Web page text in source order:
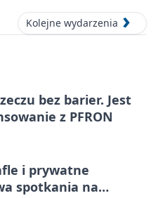
Kolejne wydarzenia
bez barier. Jest
z PFRON
i prywatne
spotkania na